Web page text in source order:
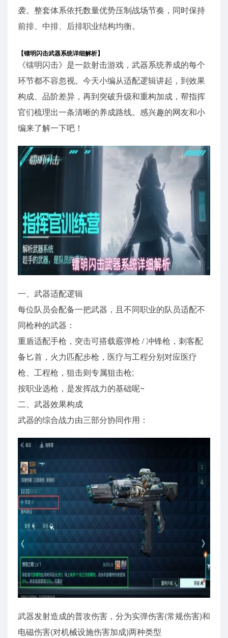
袭。整套体系依托数量优势压制战场节奏，同时保持
前排、中排、后排职业结构均衡。
【镭明闪击武器系统详细解析】
《镭明闪击》是一款射击游戏，武器系统养成的每个
环节都不容忽视。今天小编从适配逻辑讲起，到效果
构成、品阶差异，再到突破升级和重构加成，帮指挥
官们梳理出一条清晰的养成路线。感兴趣的网友和小
编来了解一下吧！
一、武器适配逻辑
每位队员会配备一把武器，且不同职业的队员适配不
同枪种的武器：
重盾适配手枪，突击可搭载霰弹枪 / 冲锋枪，刺客配
备匕首，火力匹配步枪，医疗与工程分别对应医疗
枪、工程枪，狙击则专属狙击枪;
按职业选枪，是发挥战力的基础呢~
二、武器效果构成
武器的综合战力由三部分协同作用：
武器发射造成的普攻伤害，分为实弹伤害(常规伤害)和
电磁伤害(对机械设施伤害加成)两种类型